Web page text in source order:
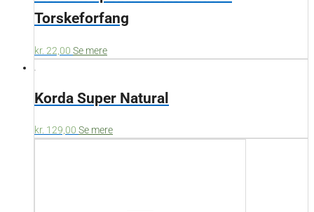
Torskeforfang
kr. 22,00 Se mere
Korda Super Natural
kr. 129,00 Se mere